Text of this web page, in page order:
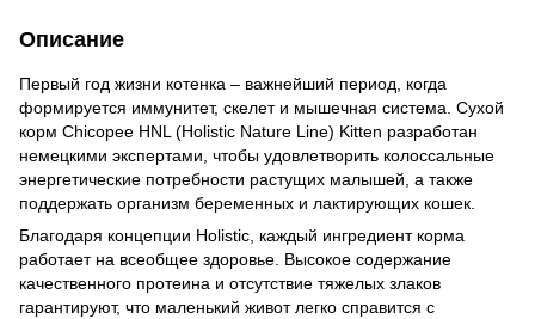
Описание
Первый год жизни котенка – важнейший период, когда
формируется иммунитет, скелет и мышечная система. Сухой
корм Chicopee HNL (Holistic Nature Line) Kitten разработан
немецкими экспертами, чтобы удовлетворить колоссальные
энергетические потребности растущих малышей, а также
поддержать организм беременных и лактирующих кошек.
Благодаря концепции Holistic, каждый ингредиент корма
работает на всеобщее здоровье. Высокое содержание
качественного протеина и отсутствие тяжелых злаков
гарантируют, что маленький живот легко справится с